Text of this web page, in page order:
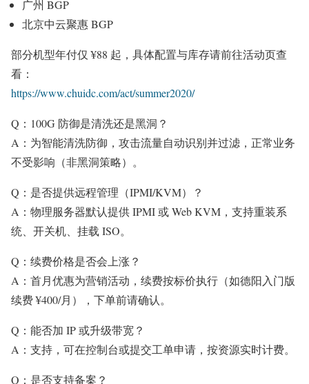
广州 BGP
北京中云聚惠 BGP
部分机型年付仅 ¥88 起，具体配置与库存请前往活动页查
看：
https://www.chuidc.com/act/summer2020/
Q：100G 防御是清洗还是黑洞？
A：为智能清洗防御，攻击流量自动识别并过滤，正常业务
不受影响（非黑洞策略）。
Q：是否提供远程管理（IPMI/KVM）？
A：物理服务器默认提供 IPMI 或 Web KVM，支持重装系
统、开关机、挂载 ISO。
Q：续费价格是否会上涨？
A：首月优惠为营销活动，续费按标价执行（如德阳入门版
续费 ¥400/月），下单前请确认。
Q：能否加 IP 或升级带宽？
A：支持，可在控制台或提交工单申请，按资源实时计费。
Q：是否支持备案？